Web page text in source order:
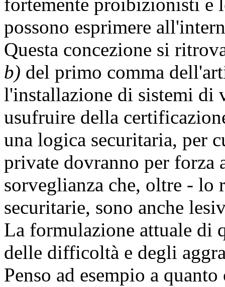
possono esprimere
Questa concezione si
b) del primo comma
l'installazione di sistemi di
usufruire della
una logica securitaria, per
private dovranno per forza
sorveglianza che, oltre - lo
securitarie, sono anche
La formulazione attuale di
delle difficoltà e degli
Penso ad esempio a